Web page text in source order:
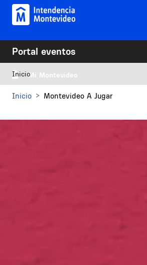
Pasar al contenido principal
Portal eventos
Mi Montevideo
Inicio
Inicio Montevideo A Jugar